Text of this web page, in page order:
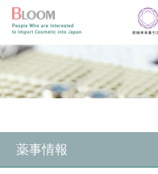
薬事情報